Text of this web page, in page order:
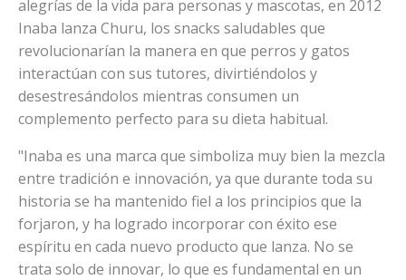
alegrías de la vida para personas y mascotas, en 2012
Inaba lanza Churu, los snacks saludables que
revolucionarían la manera en que perros y gatos
interactúan con sus tutores, divirtiéndolos y
desestresándolos mientras consumen un
complemento perfecto para su dieta habitual.
"Inaba es una marca que simboliza muy bien la mezcla
entre tradición e innovación, ya que durante toda su
historia se ha mantenido fiel a los principios que la
forjaron, y ha logrado incorporar con éxito ese
espíritu en cada nuevo producto que lanza. No se
trata solo de innovar, lo que es fundamental en un